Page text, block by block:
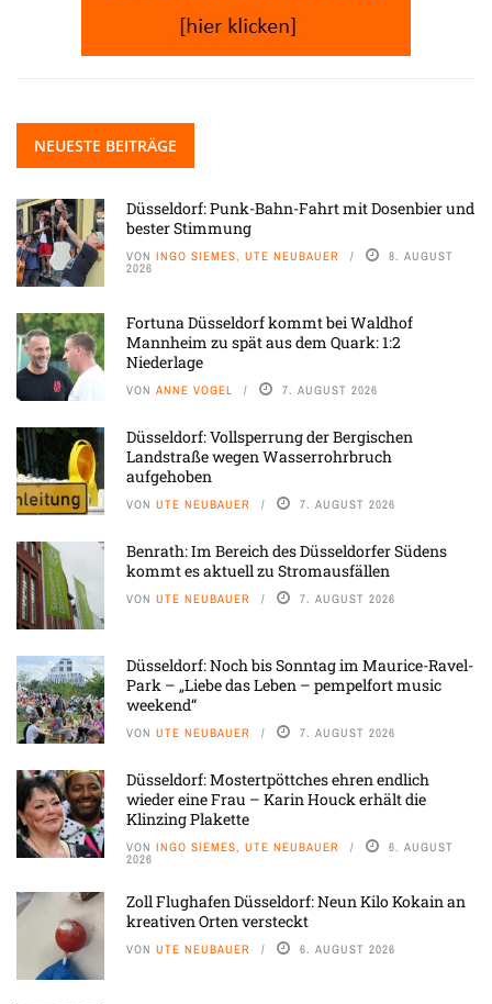
NEUESTE BEITRÄGE
Düsseldorf: Punk-Bahn-Fahrt mit Dosenbier und
bester Stimmung
VON INGO SIEMES, UTE NEUBAUER 8. AUGUST
2026
Fortuna Düsseldorf kommt bei Waldhof
Mannheim zu spät aus dem Quark: 1:2
Niederlage
VON ANNE VOGEL 7. AUGUST 2026
Düsseldorf: Vollsperrung der Bergischen
Landstraße wegen Wasserrohrbruch
aufgehoben
VON UTE NEUBAUER 7. AUGUST 2026
Benrath: Im Bereich des Düsseldorfer Südens
kommt es aktuell zu Stromausfällen
VON UTE NEUBAUER 7. AUGUST 2026
Düsseldorf: Noch bis Sonntag im Maurice-Ravel-
Park – „Liebe das Leben – pempelfort music
weekend“
VON UTE NEUBAUER 7. AUGUST 2026
Düsseldorf: Mostertpöttches ehren endlich
wieder eine Frau – Karin Houck erhält die
Klinzing Plakette
VON INGO SIEMES, UTE NEUBAUER 6. AUGUST
2026
Zoll Flughafen Düsseldorf: Neun Kilo Kokain an
kreativen Orten versteckt
VON UTE NEUBAUER 6. AUGUST 2026